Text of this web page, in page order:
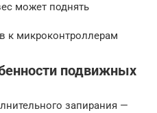
может поднять
к микроконтроллерам
подвижных
запирания —